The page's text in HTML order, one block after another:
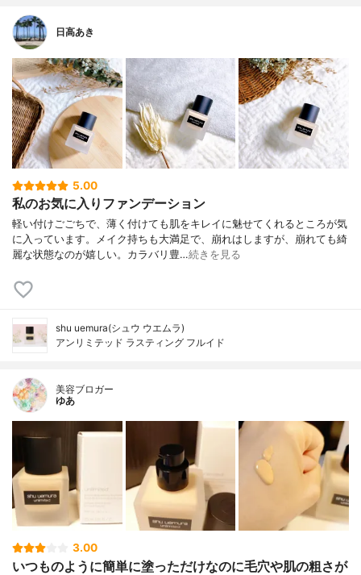
日高あき
5.00
私のお気に入りファンデーション
軽い付けごごちで、薄く付けても肌をキレイに魅せてくれるところが気
に入っています。メイク持ちも大満足で、崩れはしますが、崩れても綺
麗な状態なのが嬉しい。カラバリ豊…続きを見る
shu uemura(シュウ ウエムラ)
アンリミテッド ラスティング フルイド
美容ブロガー
ゆあ
3.00
いつものように簡単に塗っただけなのに毛穴や肌の粗さが